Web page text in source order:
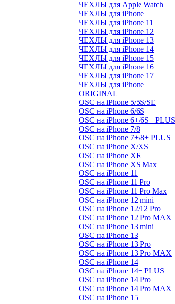
ЧЕХЛЫ для Apple Watch
ЧЕХЛЫ для iPhone
ЧЕХЛЫ для iPhone 11
ЧЕХЛЫ для iPhone 12
ЧЕХЛЫ для iPhone 13
ЧЕХЛЫ для iPhone 14
ЧЕХЛЫ для iPhone 15
ЧЕХЛЫ для iPhone 16
ЧЕХЛЫ для iPhone 17
ЧЕХЛЫ для iPhone
ORIGINAL
OSC на iPhone 5/5S/SE
OSC на iPhone 6/6S
OSC на iPhone 6+/6S+ PLUS
OSC на iPhone 7/8
OSC на iPhone 7+/8+ PLUS
OSC на iPhone X/XS
OSC на iPhone XR
OSC на iPhone XS Max
OSC на iPhone 11
OSC на iPhone 11 Pro
OSC на iPhone 11 Pro Max
OSC на iPhone 12 mini
OSC на iPhone 12/12 Pro
OSC на iPhone 12 Pro MAX
OSC на iPhone 13 mini
OSC на iPhone 13
OSC на iPhone 13 Pro
OSC на iPhone 13 Pro MAX
OSC на iPhone 14
OSC на iPhone 14+ PLUS
OSC на iPhone 14 Pro
OSC на iPhone 14 Pro MAX
OSC на iPhone 15